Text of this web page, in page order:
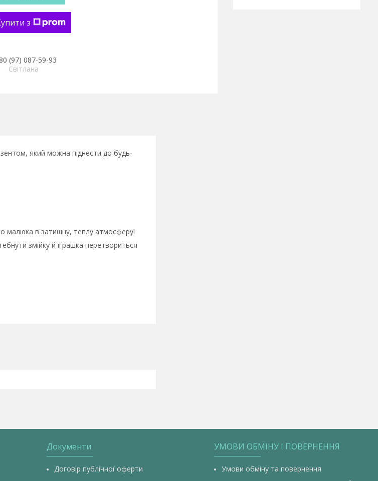
з
(97) 087-59-93
Світлана
який можна піднести до будь-
малюка в затишну, теплу атмосферу!
змійку й іграшка перетвориться
Документи
Договір публічної оферти
УМОВИ ОБМІНУ І ПОВЕРНЕННЯ
Умови обміну та повернення